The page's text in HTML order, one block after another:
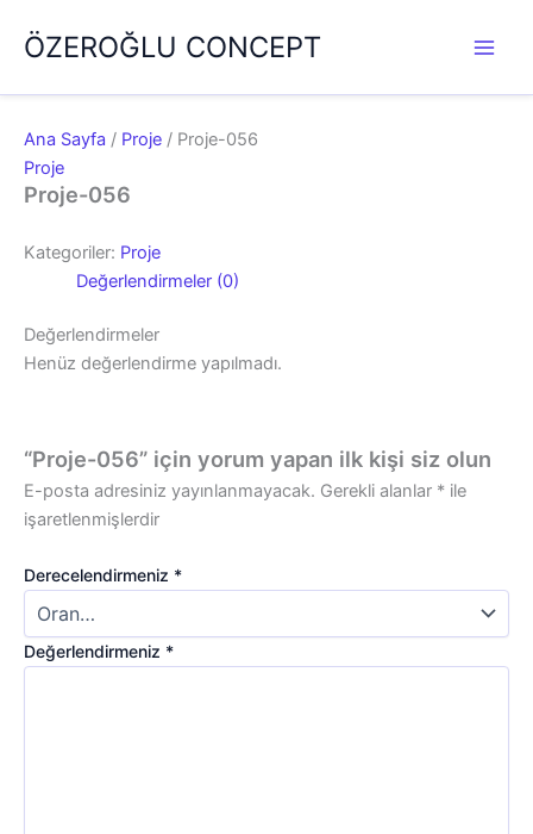
atlaÖZEROĞLU CONCEPT
Ana Sayfa / Proje / Proje-056
Proje
Proje-056
Kategoriler: Proje
Değerlendirmeler (0)
Değerlendirmeler
Henüz değerlendirme yapılmadı.
“Proje-056” için yorum yapan ilk kişi siz olun
E-posta adresiniz yayınlanmayacak. Gerekli alanlar * ile
işaretlenmişlerdir
Derecelendirmeniz *
Değerlendirmeniz *